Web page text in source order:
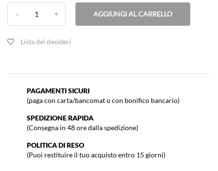
AGGIUNGI AL CARRELLO
Lista dei desideri
PAGAMENTI SICURI
(paga con carta/bancomat o con bonifico bancario)
SPEDIZIONE RAPIDA
(Consegna in 48 ore dalla spedizione)
POLITICA DI RESO
(Puoi restituire il tuo acquisto entro 15 giorni)